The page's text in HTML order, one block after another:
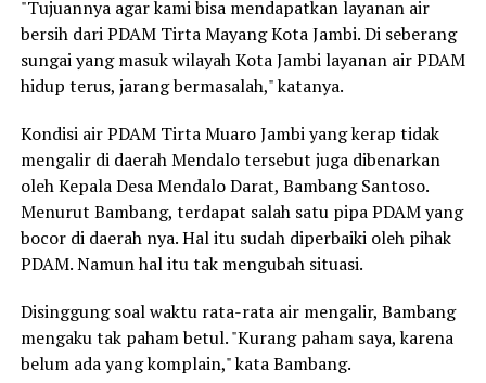
"Tujuannya agar kami bisa mendapatkan layanan air
bersih dari PDAM Tirta Mayang Kota Jambi. Di seberang
sungai yang masuk wilayah Kota Jambi layanan air PDAM
hidup terus, jarang bermasalah," katanya.
Kondisi air PDAM Tirta Muaro Jambi yang kerap tidak
mengalir di daerah Mendalo tersebut juga dibenarkan
oleh Kepala Desa Mendalo Darat, Bambang Santoso.
Menurut Bambang, terdapat salah satu pipa PDAM yang
bocor di daerah nya. Hal itu sudah diperbaiki oleh pihak
PDAM. Namun hal itu tak mengubah situasi.
Disinggung soal waktu rata-rata air mengalir, Bambang
mengaku tak paham betul. "Kurang paham saya, karena
belum ada yang komplain," kata Bambang.